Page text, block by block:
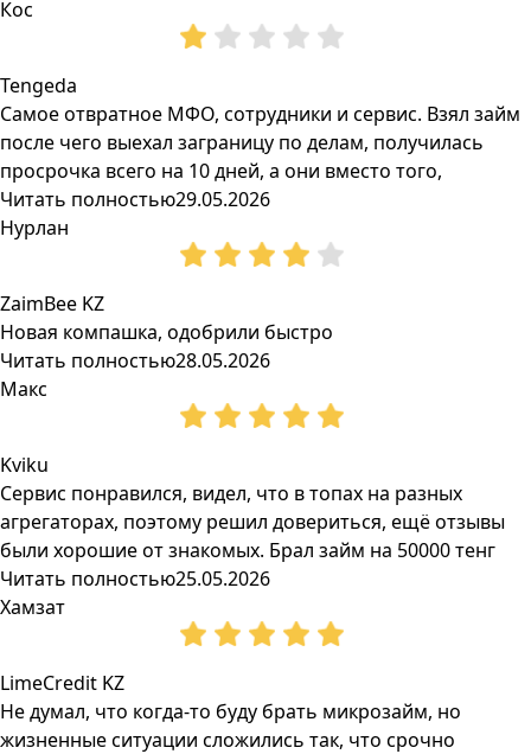
Кос
Tengeda
Самое отвратное МФО, сотрудники и сервис. Взял займ
после чего выехал заграницу по делам, получилась
просрочка всего на 10 дней, а они вместо того,
Читать полностью29.05.2026
Нурлан
ZaimBee KZ
Новая компашка, одобрили быстро
Читать полностью28.05.2026
Макс
Kviku
Сервис понравился, видел, что в топах на разных
агрегаторах, поэтому решил довериться, ещё отзывы
были хорошие от знакомых. Брал займ на 50000 тенг
Читать полностью25.05.2026
Хамзат
LimeCredit KZ
Не думал, что когда-то буду брать микрозайм, но
жизненные ситуации сложились так, что срочно